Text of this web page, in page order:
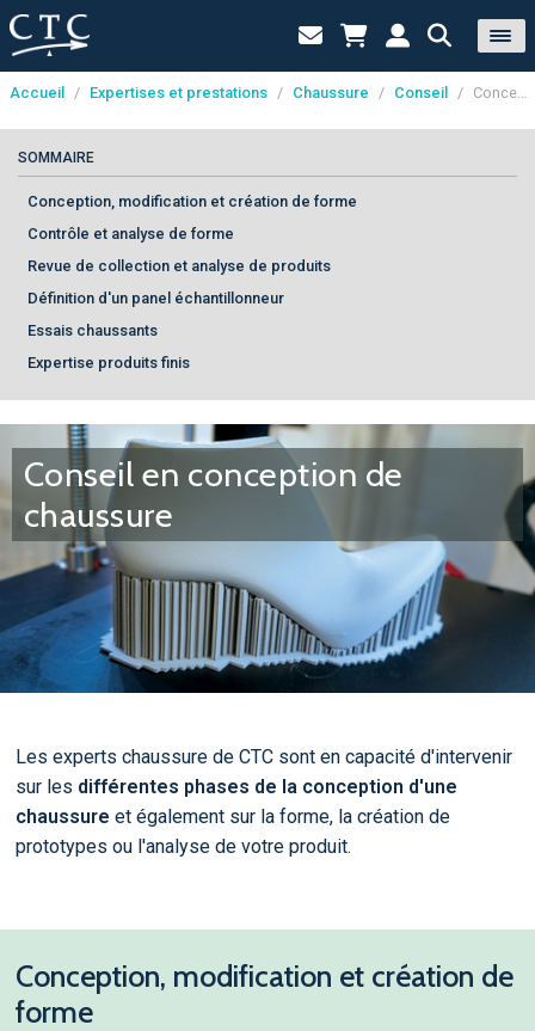
Panneau de gestion des cookies
Accueil / Expertises et prestations / Chaussure / Conseil / Conception de chaussure
SOMMAIRE
Conception, modification et création de forme
Contrôle et analyse de forme
Revue de collection et analyse de produits
Définition d'un panel échantillonneur
Essais chaussants
Expertise produits finis
Conseil en conception de
chaussure
Les experts chaussure de CTC sont en capacité d'intervenir
sur les différentes phases de la conception d'une
chaussure et également sur la forme, la création de
prototypes ou l'analyse de votre produit.
Conception, modification et création de
forme